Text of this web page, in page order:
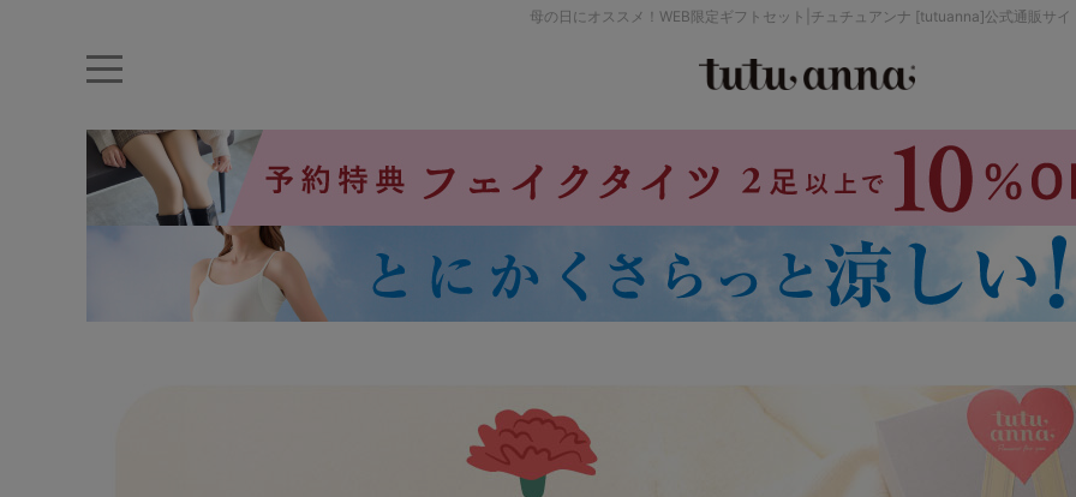
母の日にオススメ！WEB限定ギフトセット|チュチュアンナ [tutuanna]公式通販サイ
ナイトブラ ノンワイヤー 特盛ブラ チューブトップ 折り畳み パジャマ
ストッキング
ルームウェア アームカバー
カテゴリから探す
価格帯から探す
～999円
2,000～2,999円
セールアイテムから探す